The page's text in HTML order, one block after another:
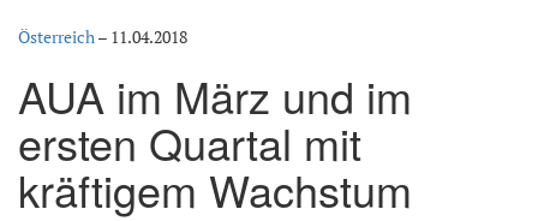
Österreich– 11.04.2018
AUA im März und im
ersten Quartal mit
kräftigem Wachstum